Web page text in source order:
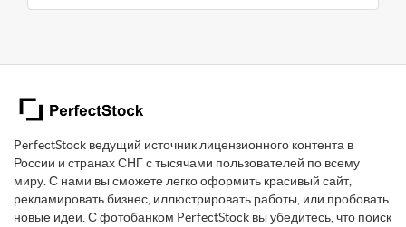
PerfectStock ведущий источник лицензионного контента в
России и странах СНГ с тысячами пользователей по всему
миру. С нами вы сможете легко оформить красивый сайт,
рекламировать бизнес, иллюстрировать работы, или пробовать
новые идеи. С фотобанком PerfectStock вы убедитесь, что поиск